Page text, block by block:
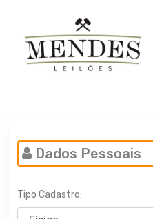
Dados Pessoais
Tipo Cadastro: